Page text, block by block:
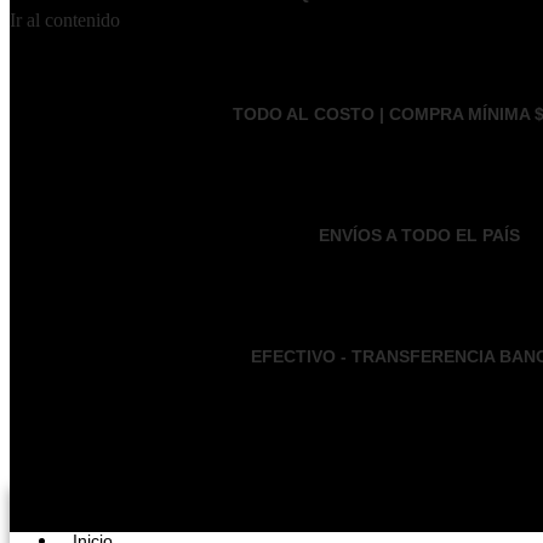
Ir al contenido
TODO AL COSTO | COMPRA MÍNIMA
ENVÍOS A TODO EL PAÍS
EFECTIVO - TRANSFERENCIA